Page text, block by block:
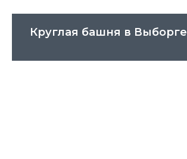
Круглая башня в Выборге